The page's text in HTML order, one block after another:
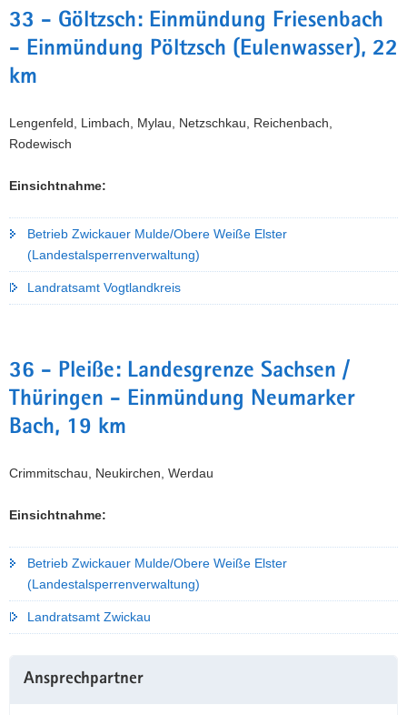
33 - Göltzsch: Einmündung Friesenbach
- Einmündung Pöltzsch (Eulenwasser), 22
km
Lengenfeld, Limbach, Mylau, Netzschkau, Reichenbach,
Rodewisch
Einsichtnahme:
Betrieb Zwickauer Mulde/Obere Weiße Elster
(Landestalsperrenverwaltung)
Landratsamt Vogtlandkreis
36 - Pleiße: Landesgrenze Sachsen /
Thüringen - Einmündung Neumarker
Bach, 19 km
Crimmitschau, Neukirchen, Werdau
Einsichtnahme:
Betrieb Zwickauer Mulde/Obere Weiße Elster
(Landestalsperrenverwaltung)
Landratsamt Zwickau
Information
Ansprechpartner